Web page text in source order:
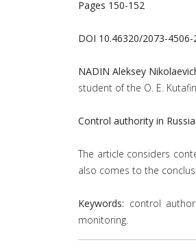
Pages 150-152
DOI 10.46320/2073-
NADIN Aleksey
student of the O. E.
Control authority in
The article considers
also comes to the
Keywords: control
monitoring.